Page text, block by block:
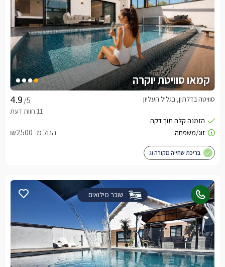
קמאו סוויטת יוקרה
/5 סוויטה בדלתון, בגליל העליון
החל מ- ₪2500
בריכת שחייה מקורה וג
שובר מילואים